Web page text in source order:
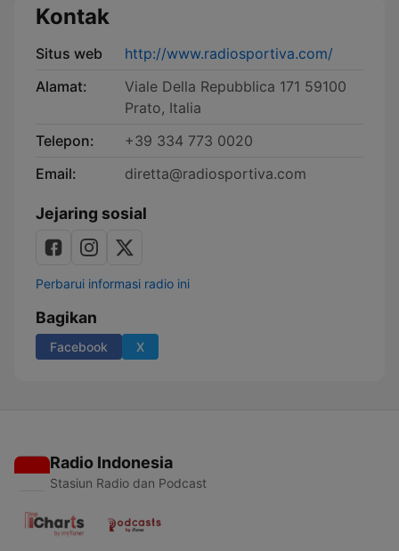
Kontak
Situs web
http://www.radiosportiva.com/
Alamat:
Viale Della Repubblica 171 59100
Prato, Italia
Telepon:
+39 334 773 0020
Email:
diretta@radiosportiva.com
Jejaring sosial
Perbarui informasi radio ini
Bagikan
Facebook X
Radio Indonesia
Stasiun Radio dan Podcast